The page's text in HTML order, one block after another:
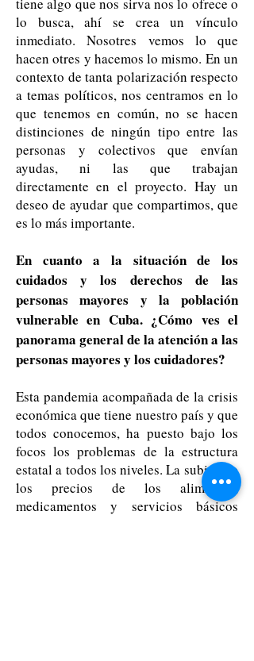
lo busca, ahí se crea un vínculo
inmediato. Nosotres vemos lo que
hacen otres y hacemos lo mismo. En un
contexto de tanta polarización respecto
a temas políticos, nos centramos en lo
que tenemos en común, no se hacen
distinciones de ningún tipo entre las
personas y colectivos que envían
ayudas, ni las que trabajan
directamente en el proyecto. Hay un
deseo de ayudar que compartimos, que
es lo más importante.
En cuanto a la situación de los
cuidados y los derechos de las
personas mayores y la población
vulnerable en Cuba. ¿Cómo ves el
panorama general de la atención a las
personas mayores y los cuidadores?
Esta pandemia acompañada de la crisis
económica que tiene nuestro país y que
todos conocemos, ha puesto bajo los
focos los problemas de la estructura
estatal a todos los niveles. La subida de
los precios de los alimentos,
medicamentos y servicios básicos